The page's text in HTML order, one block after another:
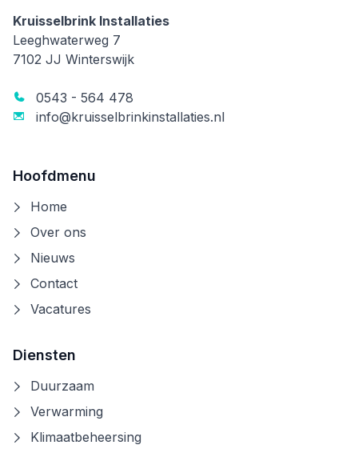
Kruisselbrink Installaties
Kruisselbrink Installaties
Leeghwaterweg 7
7102 JJ Winterswijk
0543 - 564 478
info@kruisselbrinkinstallaties.nl
Hoofdmenu
Home
Over ons
Nieuws
Contact
Vacatures
Diensten
Duurzaam
Verwarming
Klimaatbeheersing